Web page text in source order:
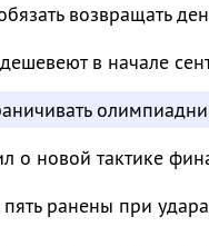
возвращать
в начале
о новой тактике
ранены при